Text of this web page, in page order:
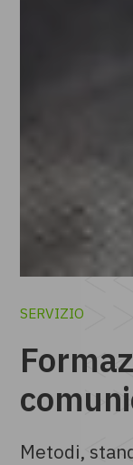
SERVIZIO
Metodi,